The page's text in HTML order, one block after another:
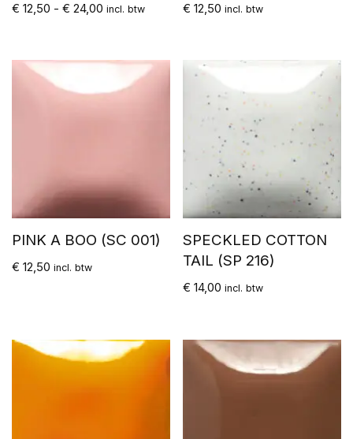
€ 12,50 - € 24,00 incl. btw € 12,50 incl. btw
PINK A BOO (SC 001)
€ 12,50 incl. btw
SPECKLED COTTON
TAIL (SP 216)
€ 14,00 incl. btw